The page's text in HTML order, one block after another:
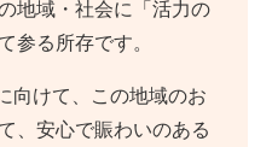
地域・社会に「活力の
参る所存です。
向けて、この地域のお
、安心で賑わいのある